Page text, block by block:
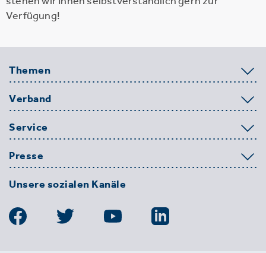
Verfügung!
Themen
Verband
Service
Presse
Unsere sozialen Kanäle